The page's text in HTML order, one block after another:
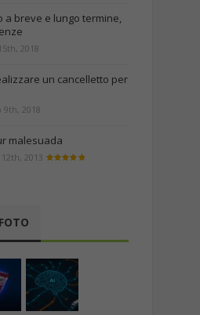
a breve e lungo termine,
2018
un cancelletto per
9th, 2018
malesuada
2013